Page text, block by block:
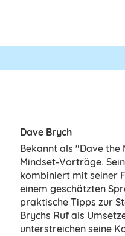
Dave Brych
Bekannt als "Dave
Mindset-Vorträge.
kombiniert mit seiner
einem geschätzten
praktische Tipps zur
Brychs Ruf als
unterstreichen seine